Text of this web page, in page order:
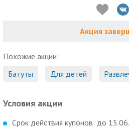
Акция
Похожие акции:
Батуты
Для детей
Условия акции
Срок действия купонов: до